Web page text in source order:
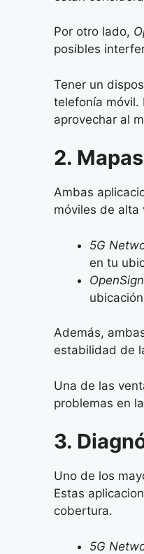
Por otro lado,
posibles
Tener un
telefonía móvil.
aprovechar al
2.
Ambas
móviles de alta
5G
en tu
Además,
estabilidad de
Una de las
problemas en
3.
Uno de los
Estas
cobertura.
5G